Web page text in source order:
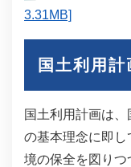
3.31MB]
国土利用計
国土利用計画は
の基本理念に即
境の保全を図り